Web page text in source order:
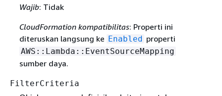
Wajib: Tidak
CloudFormation kompatibilitas: Properti ini
diteruskan langsung ke Enabled properti
AWS::Lambda::EventSourceMapping
sumber daya.
FilterCriteria